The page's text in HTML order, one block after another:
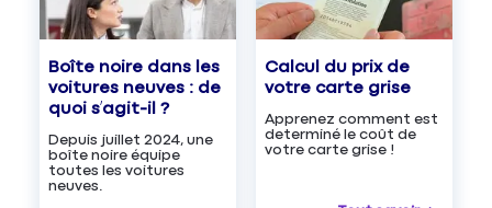
Boîte noire dans les
voitures neuves : de
quoi s’agit-il ?
Depuis juillet 2024, une
boîte noire équipe
toutes les voitures
neuves.
Calcul du prix de
votre carte grise
Apprenez comment est
determiné le coût de
votre carte grise !